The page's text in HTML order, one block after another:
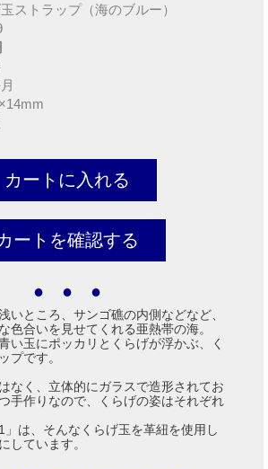
トラップ（海のブルー）
● ● ●
いところ、サンゴ礁の内側などなど、
色合いを見せてくれる亜熱帯の海。
い玉にポッカリとくらげが浮かぶ、く
プです。
なく、立体的にガラスで造形されてお
手作りなので、くらげの姿はそれぞれ
は、そんなくらげ玉を革紐を使用し
しています。